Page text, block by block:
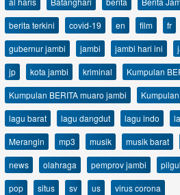
berita terkini
covid-19 en film fr
gubernur jambi
jambi jambi hari ini
jp
kota jambi kriminal
Kumpulan
Kumpulan BERITA muaro jambi
lagu barat
lagu dangdut lagu indo
Merangin
mp3 musik musik barat
news
olahraga pemprov jambi
pop
situs sv us virus corona